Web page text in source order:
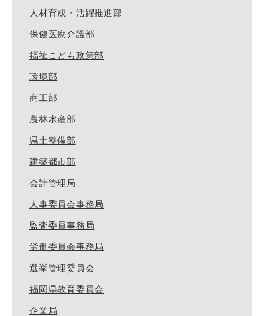
人材育成・活躍推進部
保健医療介護部
福祉こども政策部
環境部
商工部
農林水産部
県土整備部
建築都市部
会計管理局
人事委員会事務局
監査委員事務局
労働委員会事務局
選挙管理委員会
福岡県教育委員会
企業局